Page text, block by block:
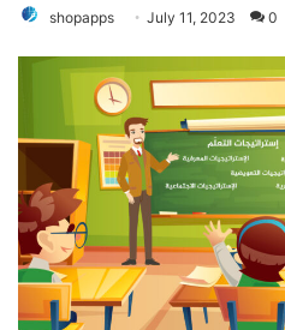
shopapps July 11, 2023 0